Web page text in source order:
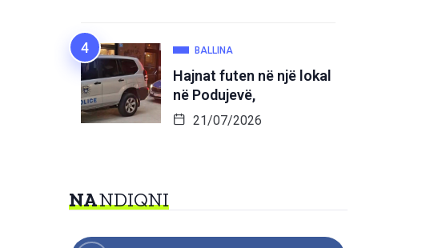
BALLINA
Hajnat futen në një lokal
në Podujevë,
21/07/2026
NANDIQNI